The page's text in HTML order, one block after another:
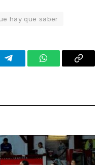
hay que saber
TelegramWhatsAppCopy